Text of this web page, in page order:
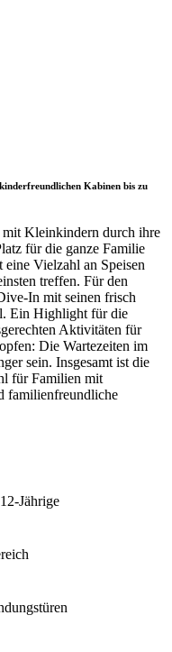
Kabinen bis zu
Kleinkindern durch ihre
für die ganze Familie
Vielzahl an Speisen
treffen. Für den
In mit seinen frisch
Ein Highlight für die
Aktivitäten für
Die Wartezeiten im
sein. Insgesamt ist die
für Familien mit
familienfreundliche
Jährige